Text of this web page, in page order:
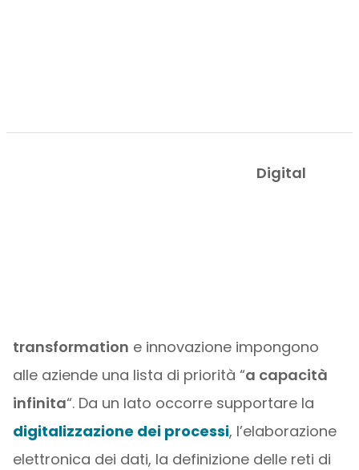
Digital
transformation e innovazione impongono
alle aziende una lista di priorità “a capacità
infinita“. Da un lato occorre supportare la
digitalizzazione dei processi, l’elaborazione
elettronica dei dati, la definizione delle reti di